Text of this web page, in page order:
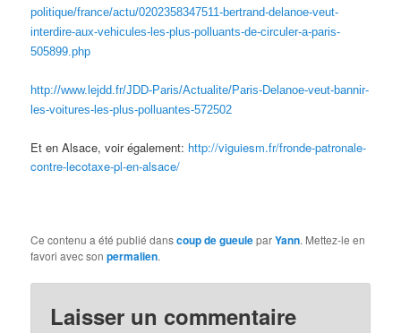
politique/france/actu/0202358347511-bertrand-delanoe-veut-
interdire-aux-vehicules-les-plus-polluants-de-circuler-a-paris-
505899.php
http://www.lejdd.fr/JDD-Paris/Actualite/Paris-Delanoe-veut-bannir-
les-voitures-les-plus-polluantes-572502
Et en Alsace, voir également: http://viguiesm.fr/fronde-patronale-
contre-lecotaxe-pl-en-alsace/
Ce contenu a été publié danscoup de gueuleparYann. Mettez-le en
favori avec sonpermalien.
Laisser un commentaire